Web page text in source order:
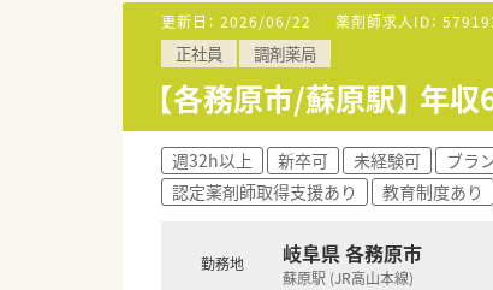
更新日： 2026/06/22 薬剤師求人ID：
正社員 調剤薬局
【各務原市/蘇原駅】 年
週32h以上 新卒可 未経験可 ブラ
認定薬剤師取得支援あり
教育制度あり
勤務地 岐阜県 各務原市
蘇原駅 (JR高山本線)